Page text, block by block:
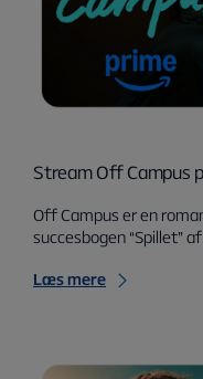
Stream Off Campus
Off Campus er en
succesbogen “Spillet”
Læs mere